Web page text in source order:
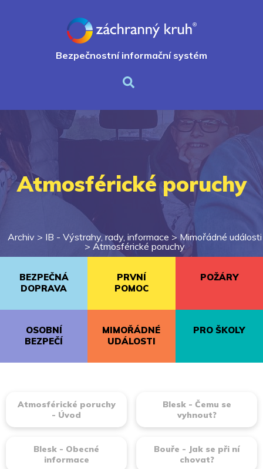
Bezpečnostní informační systém
Atmosférické poruchy
Archiv > IB - Výstrahy, rady, informace >Mimořádné události
> Atmosférické poruchy
BEZPEČNÁ
DOPRAVA
PRVNÍ
POMOC
POŽÁRY
OSOBNÍ
BEZPEČÍ
MIMOŘÁDNÉ
UDÁLOSTI
PRO ŠKOLY
Atmosférické poruchy
- Úvod
Blesk - Čemu se
vyhnout?
Blesk - Obecné
informace
Bouře - Jak se při ní
chovat?